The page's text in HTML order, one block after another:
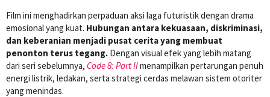
Film ini menghadirkan perpaduan aksi laga futuristik dengan drama
emosional yang kuat. Hubungan antara kekuasaan, diskriminasi,
dan keberanian menjadi pusat cerita yang membuat
penonton terus tegang. Dengan visual efek yang lebih matang
dari seri sebelumnya, Code 8: Part IImenampilkan pertarungan penuh
energi listrik, ledakan, serta strategi cerdas melawan sistem otoriter
yang menindas.